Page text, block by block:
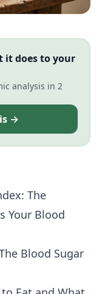
it does to your
analysis in 2
→
The
Your Blood
Blood Sugar